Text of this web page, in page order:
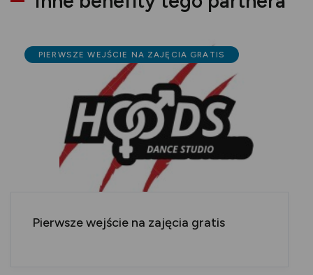
PIERWSZE WEJŚCIE NA ZAJĘCIA GRATIS
Pierwsze wejście na zajęcia gratis